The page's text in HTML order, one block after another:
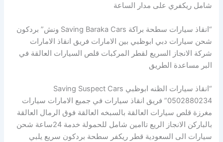
شامل ريكفري على مدار الساعة
“انقاذ سيارات سطحة براكة Saving Baraka Cars ونش” بردكون
شحن سيارات دبي ابوظبي بين الامارات فريق انقاذ الامارات
شركة الانجاز السريع لقطر المركبات قلص السيارات العالقة في
البر مساعدة الطريق
“انقاذ سيارات الظنه ابوظبي Saving Suspect Cars
0502880234” فريق انقاذ سيارات في جميع الامارات سيارات
مغرزة قلص سيارات العالقة بالسبخه العالقة فوق الرمال العالقة
بالباركن الانجاز الريع تاامين شامل للحمولة خدمة 24ساعة شحن
سيارات الى السعودية قطر ريكفر سطحة بردكون سريع يلبي